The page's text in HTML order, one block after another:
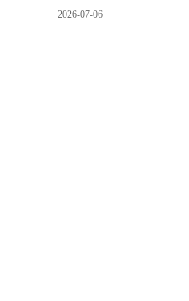
2026-07-06